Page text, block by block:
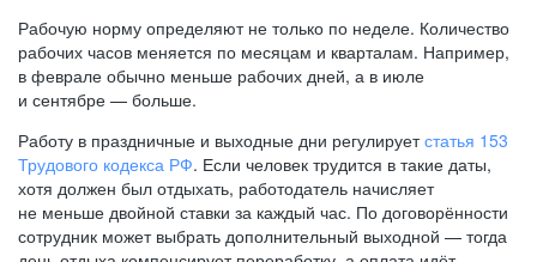
Рабочую норму определяют не только по неделе. Количество
рабочих часов меняется по месяцам и кварталам. Например,
в феврале обычно меньше рабочих дней, а в июле
и сентябре — больше.
Работу в праздничные и выходные дни регулируетстатья 153
Трудового кодекса РФ. Если человек трудится в такие даты,
хотя должен был отдыхать, работодатель начисляет
не меньше двойной ставки за каждый час. По договорённости
сотрудник может выбрать дополнительный выходной — тогда